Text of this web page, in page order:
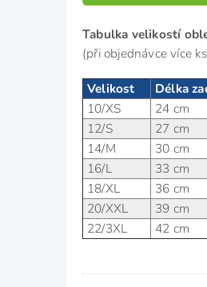
Tabulka velikostí
(při objednávce více
Velikost Délka
10/XS
24 cm
12/S
27 cm
14/M
30 cm
16/L
33 cm
18/XL
36 cm
20/XXL
39 cm
22/3XL
42 cm